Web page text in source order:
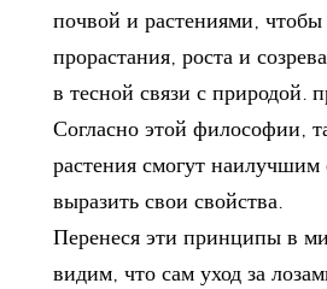
почвой и растениями,
прорастания, роста и
в тесной связи с природой.
Согласно этой философии,
растения смогут наилучшим
выразить свои свойства.
Перенеся эти принципы в
видим, что сам уход за
Концерт Андреа
Ладжатико
Вновь этим летом музыка
зазвучит недалеко от Пизы,
зеленеющие тосканские холмы
незабываемым волшебством.